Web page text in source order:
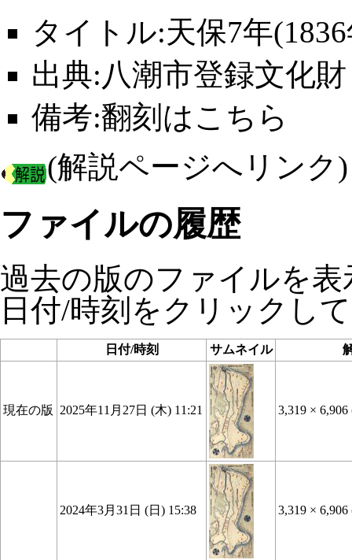
タイトル:天保7年
出典:八潮市登録文化財
備考:翻刻はこちら
(解説ページへリンク)
ファイルの履歴
過去の版のファイルを
日付/時刻をクリックし
日付/時刻 サムネイル
現在の版 2025年11月27日 (木) 11:21 3,319 × 6,906
2024年3月31日 (日) 15:38 3,319 × 6,906